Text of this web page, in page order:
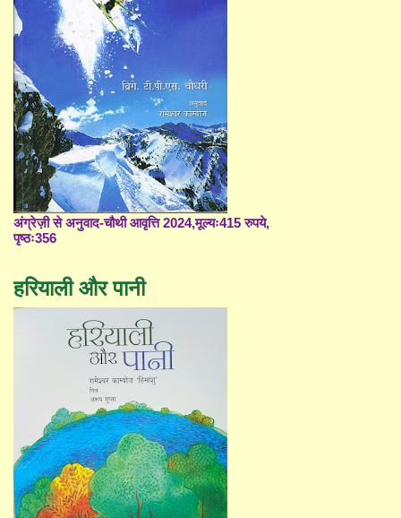
अंग्रेज़ी से अनुवाद-चौथी आवृत्ति 2024,मूल्यः415 रुपये,
पृष्ठः356
हरियाली और पानी